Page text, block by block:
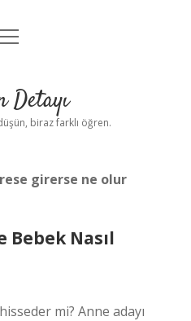
Uyarı
menüyü
Detayı
biraz farklı öğren.
girerse ne olur
Nasıl
mi? Anne adayı